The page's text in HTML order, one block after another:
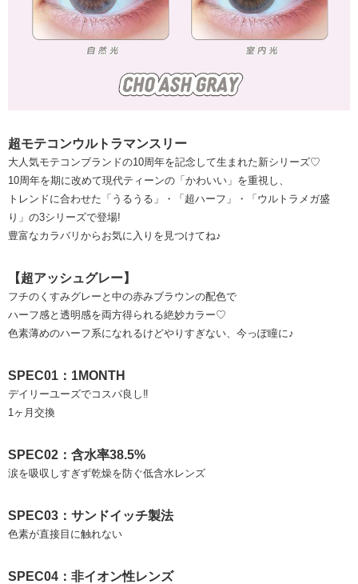
超モテコンウルトラマンスリー
大人気モテコンブランドの10周年を記念して生まれた新シリーズ♡
10周年を期に改めて現代ティーンの「かわいい」を重視し、
トレンドに合わせた「うるうる」・「超ハーフ」・「ウルトラメガ盛
り」の3シリーズで登場!
豊富なカラバリからお気に入りを見つけてね♪
【超アッシュグレー】
フチのくすみグレーと中の赤みブラウンの配色で
ハーフ感と透明感を両方得られる絶妙カラー♡
色素薄めのハーフ系になれるけどやりすぎない、今っぽ瞳に♪
SPEC01：1MONTH
デイリーユーズでコスパ良し‼
1ヶ月交換
SPEC02：含水率38.5%
涙を吸収しすぎず乾燥を防ぐ低含水レンズ
SPEC03：サンドイッチ製法
色素が直接目に触れない
SPEC04：非イオン性レンズ